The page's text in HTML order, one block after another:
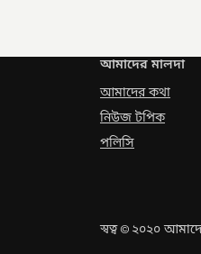
আমাদের মালদা
আমাদের কথা
নিউজ টপিক
পলিসি
স্বত্ব© ২০২০